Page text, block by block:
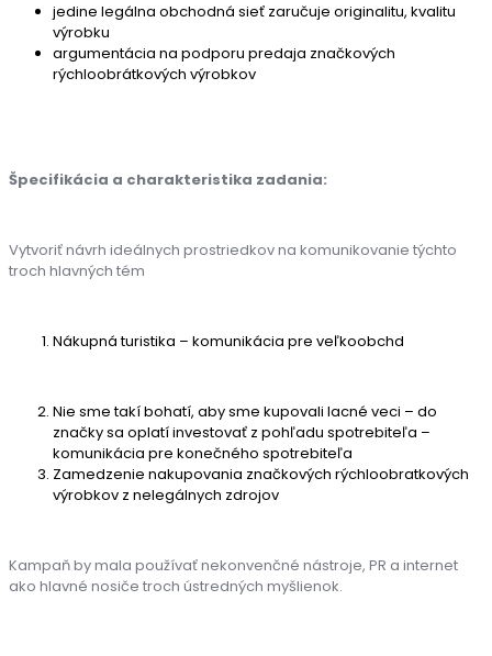
jedine legálna obchodná sieť zaručuje originalitu, kvalitu
výrobku
argumentácia na podporu predaja značkových
rýchloobrátkových výrobkov
Špecifikácia a charakteristika zadania:
Vytvoriť návrh ideálnych prostriedkov na komunikovanie týchto
troch hlavných tém
Nákupná turistika – komunikácia pre veľkoobchd
Nie sme takí bohatí, aby sme kupovali lacné veci – do
značky sa oplatí investovať z pohľadu spotrebiteľa –
komunikácia pre konečného spotrebiteľa
Zamedzenie nakupovania značkových rýchloobratkových
výrobkov z nelegálnych zdrojov
Kampaň by mala používať nekonvenčné nástroje, PR a internet
ako hlavné nosiče troch ústredných myšlienok.